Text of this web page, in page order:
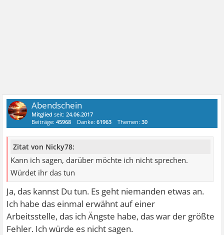
Abendschein
Mitglied seit:24.06.2017
Beiträge:45968 Danke:61963 Themen:30
Zitat von Nicky78:
Kann ich sagen, darüber möchte ich nicht sprechen.
Würdet ihr das tun
Ja, das kannst Du tun. Es geht niemanden etwas an.
Ich habe das einmal erwähnt auf einer
Arbeitsstelle, das ich Ängste habe, das war der größte
Fehler. Ich würde es nicht sagen.